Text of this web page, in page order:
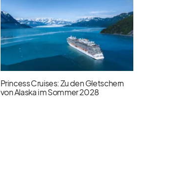
Princess Cruises: Zu den Gletschern
von Alaska im Sommer 2028